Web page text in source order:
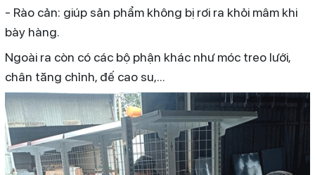
- Rào cản: giúp sản phẩm không bị rơi ra khỏi mâm khi
bày hàng.
Ngoài ra còn có các bộ phận khác như móc treo lưới,
chân tăng chỉnh, đế cao su,...